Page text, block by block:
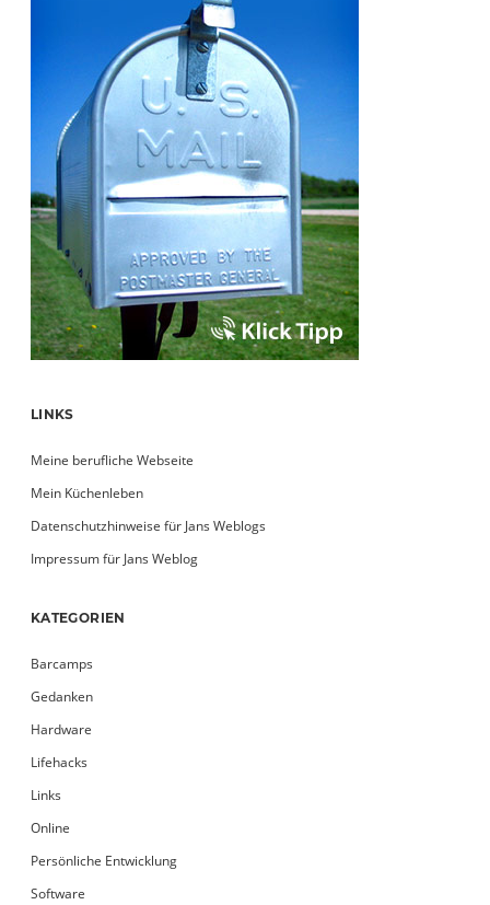
LINKS
Meine berufliche Webseite
Mein Küchenleben
Datenschutzhinweise für Jans Weblogs
Impressum für Jans Weblog
KATEGORIEN
Barcamps
Gedanken
Hardware
Lifehacks
Links
Online
Persönliche Entwicklung
Software